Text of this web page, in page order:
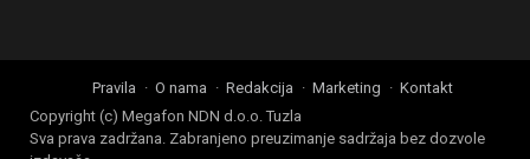
Pravila O nama Redakcija Marketing
Kontakt
Copyright (c) Megafon NDN d.o.o. Tuzla
Sva prava zadržana. Zabranjeno preuzimanje sadržaja bez dozvole